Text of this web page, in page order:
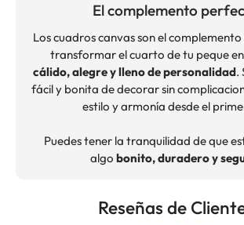
El complemento
Los cuadros canvas son el
transformar el cuarto de tu peque
cálido, alegre y lleno de personalidad.
fácil y bonita de decorar sin
estilo y armonía desde el
Puedes tener la tranquilidad de que
algo bonito, duradero y
Reseñas de